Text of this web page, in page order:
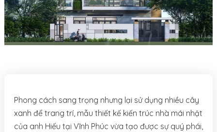
Phong cách sang trọng nhưng lại sử dụng nhiều cây
xanh để trang trí, mẫu thiết kế kiến trúc nhà mái nhật
của anh Hiếu tại Vĩnh Phúc vừa tạo được sự quý phái,